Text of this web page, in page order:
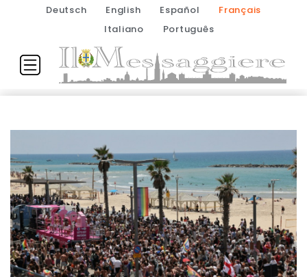
Deutsch English Español
Français
Italiano
Português